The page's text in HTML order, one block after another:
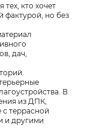
кто хочет
фактурой, но без
дач,
В
из ДПК,
террасной
и другими